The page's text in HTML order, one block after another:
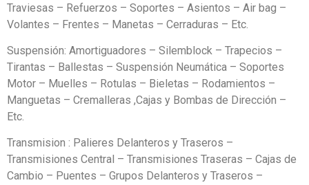
Traviesas – Refuerzos – Soportes – Asientos – Air bag –
Volantes – Frentes – Manetas – Cerraduras – Etc.
Suspensión: Amortiguadores – Silemblock – Trapecios –
Tirantas – Ballestas – Suspensión Neumática – Soportes
Motor – Muelles – Rotulas – Bieletas – Rodamientos –
Manguetas – Cremalleras ,Cajas y Bombas de Dirección –
Etc.
Transmision : Palieres Delanteros y Traseros –
Transmisiones Central – Transmisiones Traseras – Cajas de
Cambio – Puentes – Grupos Delanteros y Traseros –